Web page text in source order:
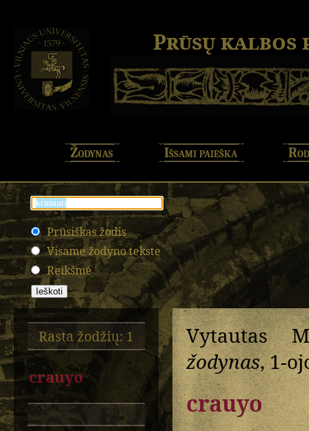
Prūsų kalbos
Žodynas Išsami paieška
Prūsiškas žodis
Visame žodyno tekste
Reikšmė
Rasta žodžių: 1
crauyo
Vytautas
žodynas, 1-
crauyo